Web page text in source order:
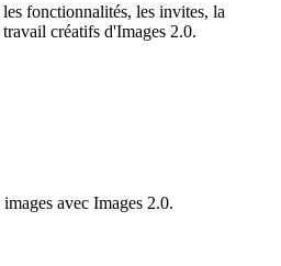
fonctionnalités, les invites, la
créatifs d'Images 2.0.
avec Images 2.0.